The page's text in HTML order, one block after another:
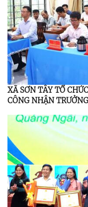
XÃ SƠN TÂY TỔ
CÔNG NHẬN